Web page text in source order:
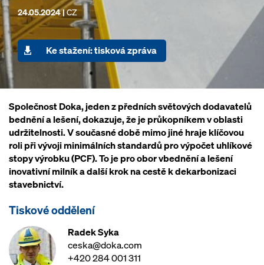
24.05.2024 |CZ
Ke stažení: tisková zpráva
Společnost Doka, jeden z předních světových dodavatelů
bednění a lešení, dokazuje, že je průkopníkem v oblasti
udržitelnosti. V současné době mimo jiné hraje klíčovou
roli při vývoji minimálních standardů pro výpočet uhlíkové
stopy výrobku (PCF). To je pro obor vbednění a lešení
inovativní milník a další krok na cestě k dekarbonizaci
stavebnictví.
Tiskové oddělení
Radek Syka
ceska@doka.com
+420 284 001 311